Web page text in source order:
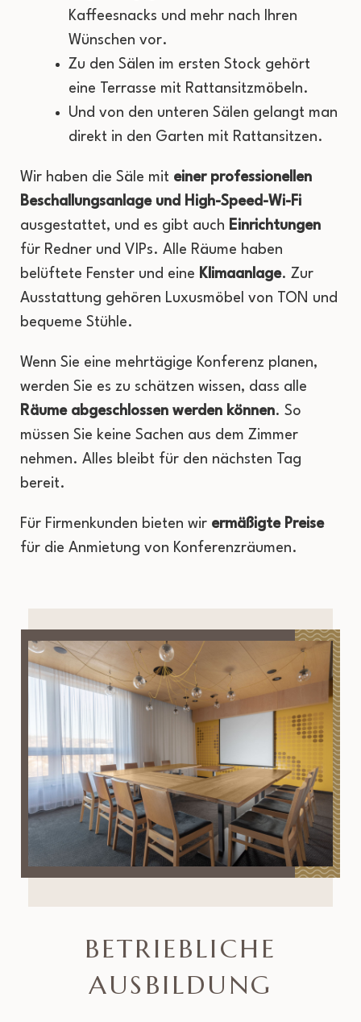
Kaffeesnacks und mehr nach Ihren
Wünschen vor.
Zu den Sälen im ersten Stock gehört
eine Terrasse mit Rattansitzmöbeln.
Und von den unteren Sälen gelangt man
direkt in den Garten mit Rattansitzen.
Wir haben die Säle mit einer professionellen
Beschallungsanlage und High-Speed-Wi-Fi
ausgestattet, und es gibt auch Einrichtungen
für Redner und VIPs. Alle Räume haben
belüftete Fenster und eine Klimaanlage. Zur
Ausstattung gehören Luxusmöbel von TON und
bequeme Stühle.
Wenn Sie eine mehrtägige Konferenz planen,
werden Sie es zu schätzen wissen, dass alle
Räume abgeschlossen werden können. So
müssen Sie keine Sachen aus dem Zimmer
nehmen. Alles bleibt für den nächsten Tag
bereit.
Für Firmenkunden bieten wir ermäßigte Preise
für die Anmietung von Konferenzräumen.
BETRIEBLICHE
AUSBILDUNG